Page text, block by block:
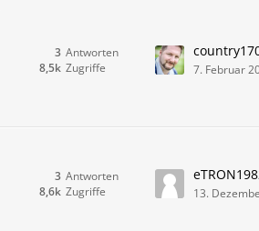
Antworten
3
Zugriffe
8,5k 7. Februar
Antworten
3
Zugriffe
8,6k 13.